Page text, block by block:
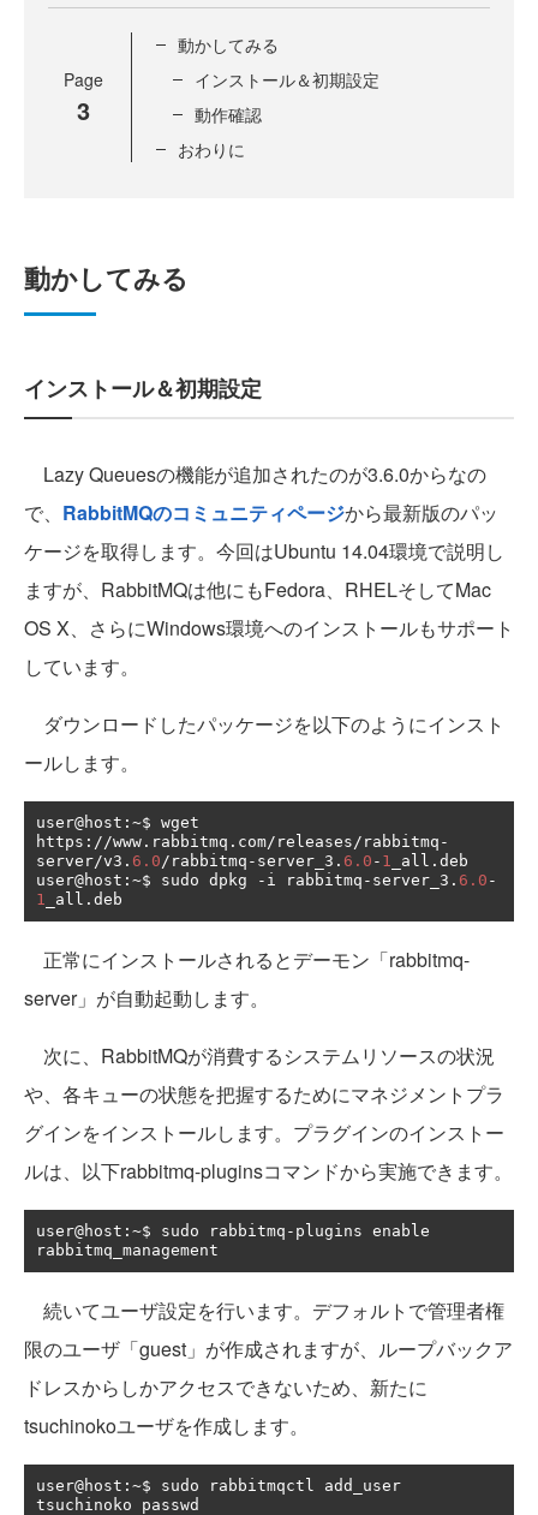
Page
3
動かしてみる
インストール＆初期設定
動作確認
おわりに
動かしてみる
インストール＆初期設定
Lazy Queuesの機能が追加されたのが3.6.0からなの
で、 RabbitMQのコミュニティページから最新版のパッ
ケージを取得します。今回はUbuntu 14.04環境で説明し
ますが、RabbitMQは他にもFedora、RHELそしてMac
OS X、さらにWindows環境へのインストールもサポート
しています。
ダウンロードしたパッケージを以下のようにインスト
ールします。
user@host :~$ wget
https ://www . rabbitmq . com/ releases/ rabbitmq -
server/v3 . 6.0/ rabbitmq - server_3 . 6.0 - 1 _all . deb
user@host :~$ sudo dpkg - i rabbitmq - server_3 . 6.0 -
1 _all . deb
正常にインストールされるとデーモン「rabbitmq-
server」が自動起動します。
次に、RabbitMQが消費するシステムリソースの状況
や、各キューの状態を把握するためにマネジメントプラ
グインをインストールします。プラグインのインストー
ルは、以下rabbitmq-pluginsコマンドから実施できます。
user@host :~$ sudo rabbitmq - plugins enable
rabbitmq_management
続いてユーザ設定を行います。デフォルトで管理者権
限のユーザ「guest」が作成されますが、ループバックア
ドレスからしかアクセスできないため、新たに
tsuchinokoユーザを作成します。
user@host :~$ sudo rabbitmqctl add_user
tsuchinoko passwd